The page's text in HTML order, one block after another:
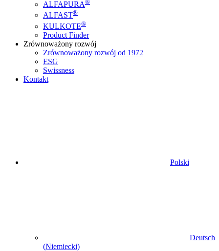
ALFAPURA®
ALFAST®
KULKOTE®
Product Finder
Zrównoważony rozwój
Zrównoważony rozwój od 1972
ESG
Swissness
Kontakt
Polski
Deutsch
(Niemiecki)